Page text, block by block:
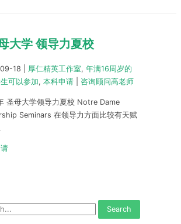
大学 领导力夏校
18 厚仁精英工作室, 年满16周岁的
可以参加, 本科申请 咨询顾问高老师
圣母大学领导力夏校 Notre Dame
Seminars 在领导力方面比较有天赋